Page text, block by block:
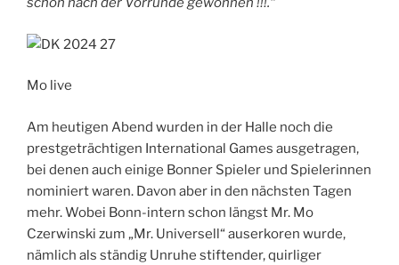
Mo live
Am heutigen Abend wurden in der Halle noch die
prestgeträchtigen International Games ausgetragen,
bei denen auch einige Bonner Spieler und Spielerinnen
nominiert waren. Davon aber in den nächsten Tagen
mehr. Wobei Bonn-intern schon längst Mr. Mo
Czerwinski zum „Mr. Universell“ auserkoren wurde,
nämlich als ständig Unruhe stiftender, quirliger